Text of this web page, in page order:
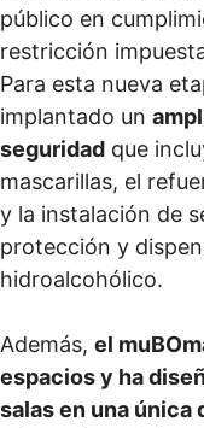
público en
restricción
Para esta nueva
implantado un
seguridad que
mascarillas, el
y la instalación de
protección y
hidroalcohólico.
Además, el
espacios y ha
salas en una única